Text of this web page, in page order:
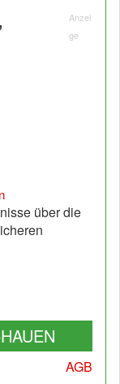
Anzei
ge
über die
AGB